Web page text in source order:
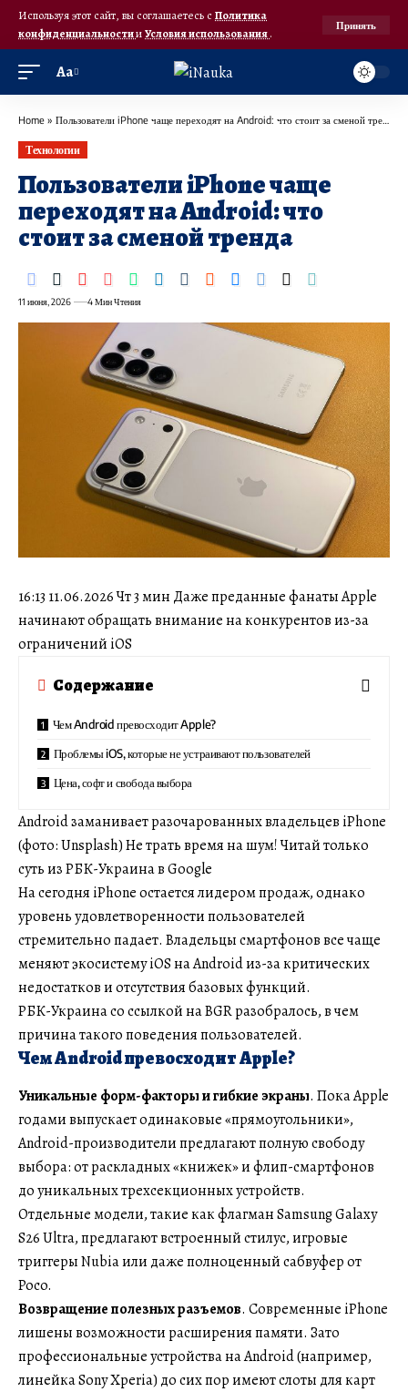
Используя этот сайт, вы соглашаетесь с Политика
конфиденциальностииУсловия использования.
Принять
Аа
Home » Пользователи iPhone чаще переходят на Android: что стоит за сменой тренда
Технологии
Пользователи iPhone чаще
переходят на Android: что
стоит за сменой тренда
11 июня, 2026 4 Мин Чтения
16:13 11.06.2026 Чт 3 мин Даже преданные фанаты Apple
начинают обращать внимание на конкурентов из-за
ограничений iOS
Содержание
Чем Android превосходит Apple?
Проблемы iOS, которые не устраивают пользователей
Цена, софт и свобода выбора
Android заманивает разочарованных владельцев iPhone
(фото: Unsplash) Не трать время на шум! Читай только
суть из РБК-Украина в Google
На сегодня iPhone остается лидером продаж, однако
уровень удовлетворенности пользователей
стремительно падает. Владельцы смартфонов все чаще
меняют экосистему iOS на Android из-за критических
недостатков и отсутствия базовых функций.
РБК-Украина со ссылкой на BGR разобралось, в чем
причина такого поведения пользователей.
Чем Android превосходит Apple?
Уникальные форм-факторы и гибкие экраны. Пока Apple
годами выпускает одинаковые «прямоугольники»,
Android-производители предлагают полную свободу
выбора: от раскладных «книжек» и флип-смартфонов
до уникальных трехсекционных устройств.
Отдельные модели, такие как флагман Samsung Galaxy
S26 Ultra, предлагают встроенный стилус, игровые
триггеры Nubia или даже полноценный сабвуфер от
Poco.
Возвращение полезных разъемов. Современные iPhone
лишены возможности расширения памяти. Зато
профессиональные устройства на Android (например,
линейка Sony Xperia) до сих пор имеют слоты для карт